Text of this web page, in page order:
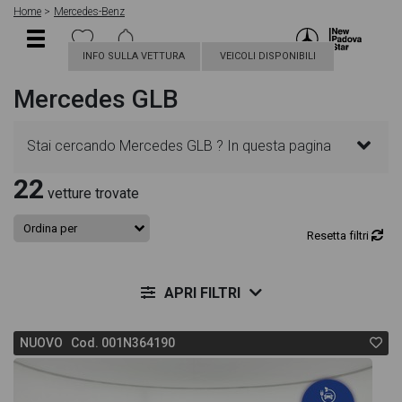
Home Mercedes-Benz
INFO SULLA VETTURA VEICOLI DISPONIBILI
Mercedes GLB
Stai cercando Mercedes GLB ? In questa pagina
troverai le migliori offerte per acquistare un veicolo
Mercedes nuovo. Le schede veicolo sono
sono presenti informazioni essenziali come
22 vetture trovate
Resetta filtri
APRI FILTRI
NUOVO Cod. 001N364190